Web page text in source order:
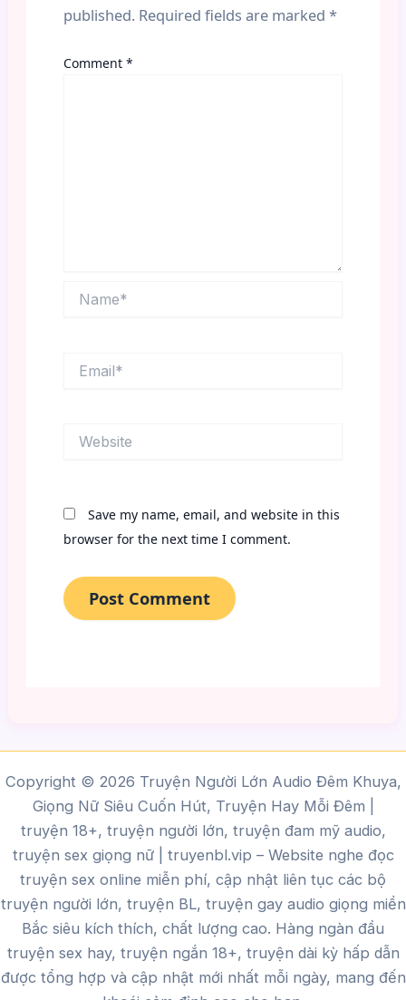
published. Required fields are marked *
Comment *
Save my name, email, and website in this
browser for the next time I comment.
Copyright © 2026 Truyện Người Lớn Audio Đêm Khuya,
Giọng Nữ Siêu Cuốn Hút, Truyện Hay Mỗi Đêm |
truyện 18+, truyện người lớn, truyện đam mỹ audio,
truyện sex giọng nữ | truyenbl.vip – Website nghe đọc
truyện sex online miễn phí, cập nhật liên tục các bộ
truyện người lớn, truyện BL, truyện gay audio giọng miền
Bắc siêu kích thích, chất lượng cao. Hàng ngàn đầu
truyện sex hay, truyện ngắn 18+, truyện dài kỳ hấp dẫn
được tổng hợp và cập nhật mới nhất mỗi ngày, mang đến